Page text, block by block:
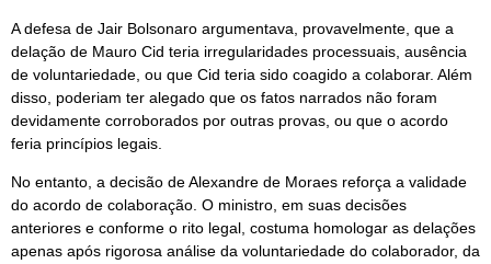
A defesa de Jair Bolsonaro argumentava, provavelmente, que a
delação de Mauro Cid teria irregularidades processuais, ausência
de voluntariedade, ou que Cid teria sido coagido a colaborar. Além
disso, poderiam ter alegado que os fatos narrados não foram
devidamente corroborados por outras provas, ou que o acordo
feria princípios legais.
No entanto, a decisão de Alexandre de Moraes reforça a validade
do acordo de colaboração. O ministro, em suas decisões
anteriores e conforme o rito legal, costuma homologar as delações
apenas após rigorosa análise da voluntariedade do colaborador, da